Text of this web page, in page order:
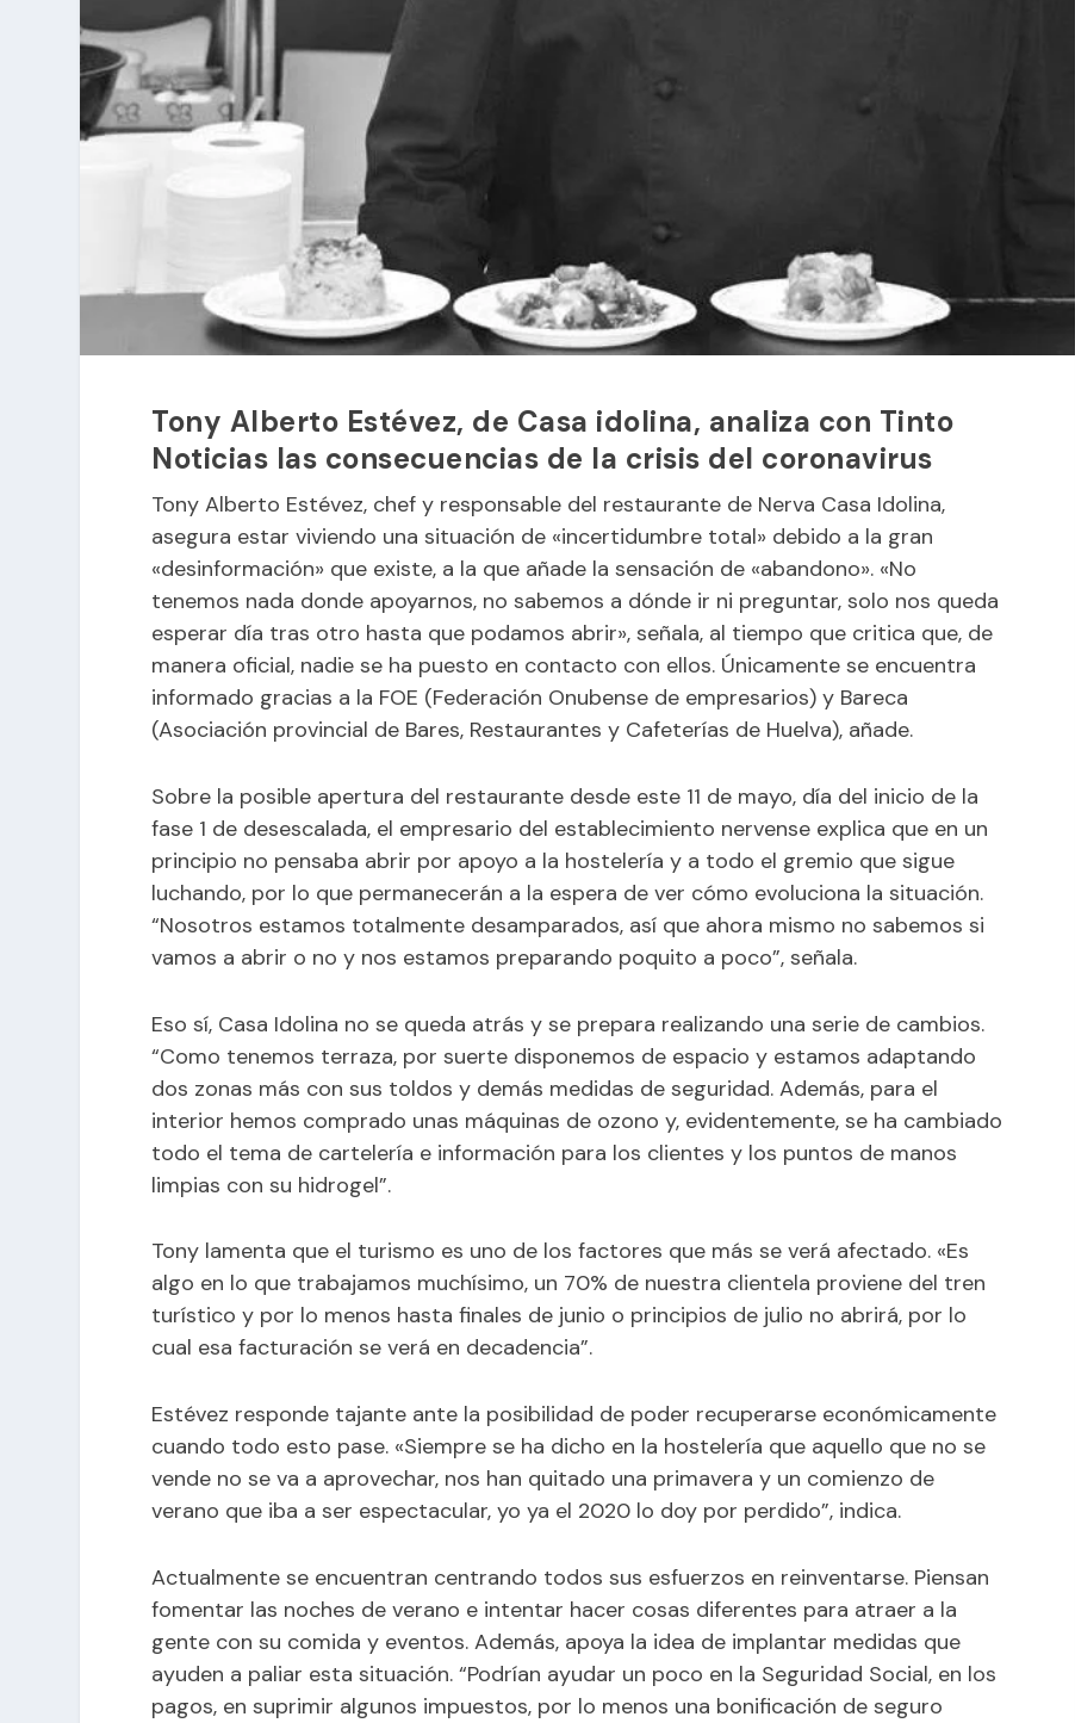
Tony Alberto Estévez, de Casa idolina, analiza con Tinto
Noticias las consecuencias de la crisis del coronavirus
Tony Alberto Estévez, chef y responsable del restaurante de Nerva Casa Idolina,
asegura estar viviendo una situación de «incertidumbre total» debido a la gran
«desinformación» que existe, a la que añade la sensación de «abandono». «No
tenemos nada donde apoyarnos, no sabemos a dónde ir ni preguntar, solo nos queda
esperar día tras otro hasta que podamos abrir», señala, al tiempo que critica que, de
manera oficial, nadie se ha puesto en contacto con ellos. Únicamente se encuentra
informado gracias a la FOE (Federación Onubense de empresarios) y Bareca
(Asociación provincial de Bares, Restaurantes y Cafeterías de Huelva), añade.
Sobre la posible apertura del restaurante desde este 11 de mayo, día del inicio de la
fase 1 de desescalada, el empresario del establecimiento nervense explica que en un
principio no pensaba abrir por apoyo a la hostelería y a todo el gremio que sigue
luchando, por lo que permanecerán a la espera de ver cómo evoluciona la situación.
“Nosotros estamos totalmente desamparados, así que ahora mismo no sabemos si
vamos a abrir o no y nos estamos preparando poquito a poco”, señala.
Eso sí, Casa Idolina no se queda atrás y se prepara realizando una serie de cambios.
“Como tenemos terraza, por suerte disponemos de espacio y estamos adaptando
dos zonas más con sus toldos y demás medidas de seguridad. Además, para el
interior hemos comprado unas máquinas de ozono y, evidentemente, se ha cambiado
todo el tema de cartelería e información para los clientes y los puntos de manos
limpias con su hidrogel”.
Tony lamenta que el turismo es uno de los factores que más se verá afectado. «Es
algo en lo que trabajamos muchísimo, un 70% de nuestra clientela proviene del tren
turístico y por lo menos hasta finales de junio o principios de julio no abrirá, por lo
cual esa facturación se verá en decadencia”.
Estévez responde tajante ante la posibilidad de poder recuperarse económicamente
cuando todo esto pase. «Siempre se ha dicho en la hostelería que aquello que no se
vende no se va a aprovechar, nos han quitado una primavera y un comienzo de
verano que iba a ser espectacular, yo ya el 2020 lo doy por perdido”, indica.
Actualmente se encuentran centrando todos sus esfuerzos en reinventarse. Piensan
fomentar las noches de verano e intentar hacer cosas diferentes para atraer a la
gente con su comida y eventos. Además, apoya la idea de implantar medidas que
ayuden a paliar esta situación. “Podrían ayudar un poco en la Seguridad Social, en los
pagos, en suprimir algunos impuestos, por lo menos una bonificación de seguro